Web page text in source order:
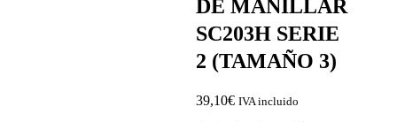
DE MANILLAR
SC203H SERIE
2 (TAMAÑO 3)
39,10€ IVA incluido